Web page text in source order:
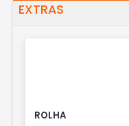
EXTRAS
ROLHA